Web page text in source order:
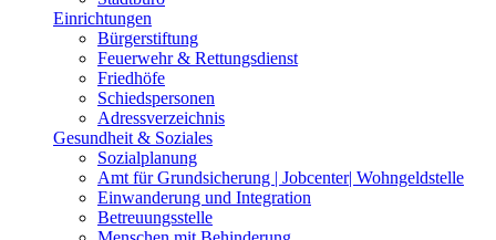
Einrichtungen
Bürgerstiftung
Feuerwehr & Rettungsdienst
Friedhöfe
Schiedspersonen
Adressverzeichnis
Gesundheit & Soziales
Sozialplanung
Amt für Grundsicherung | Jobcenter| Wohngeldstelle
Einwanderung und Integration
Betreuungsstelle